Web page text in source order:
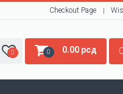
Checkout Page
0 0 0.00 рсд